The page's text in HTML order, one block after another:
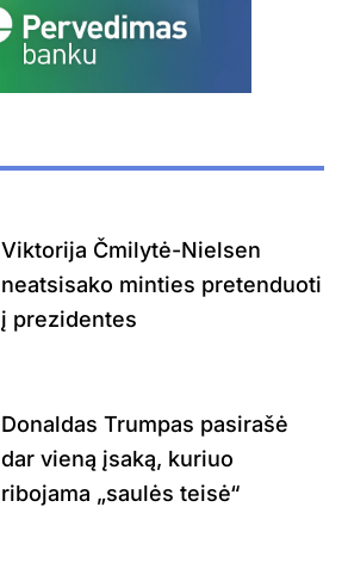
Viktorija Čmilytė-Nielsen
neatsisako minties pretenduoti
į prezidentes
Donaldas Trumpas pasirašė
dar vieną įsaką, kuriuo
ribojama „saulės teisė“